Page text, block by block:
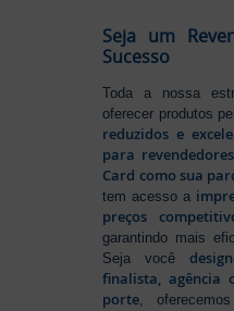
Seja um
Sucesso
Toda a nossa
oferecer produtos
reduzidos e
para
Card como sua
tem acesso a
preços
garantindo mais
Seja você
finalista, agência
porte,